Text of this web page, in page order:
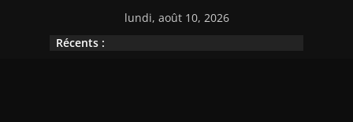
lundi, août 10, 2026
Récents :